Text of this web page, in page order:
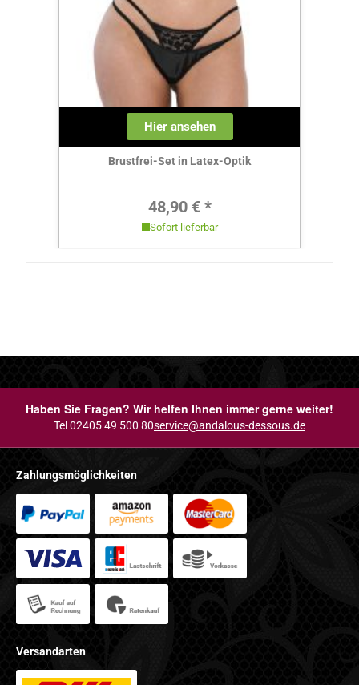
Hier ansehen
Brustfrei-Set in Latex-Optik
Regulärer Preis:
48,90 € *
Sofort lieferbar
Haben Sie Fragen? Wir helfen Ihnen immer gerne weiter!
Tel 02405 49 500 80service@andalous-dessous.de
Zahlungsmöglichkeiten
Versandarten